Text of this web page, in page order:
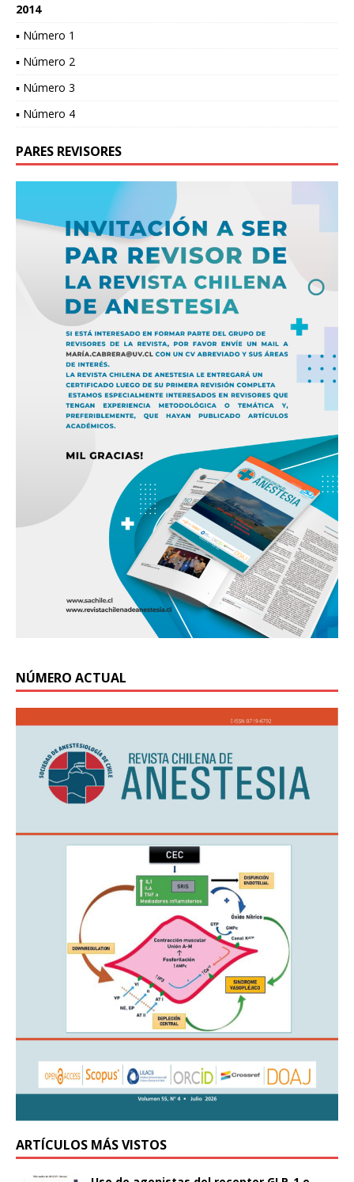
2014
▪ Número 1
▪ Número 2
▪ Número 3
▪ Número 4
PARES REVISORES
NÚMERO ACTUAL
ARTÍCULOS MÁS VISTOS